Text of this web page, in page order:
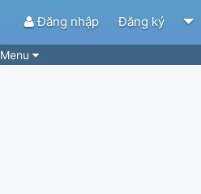
Đăng nhập Đăng ký
Menu